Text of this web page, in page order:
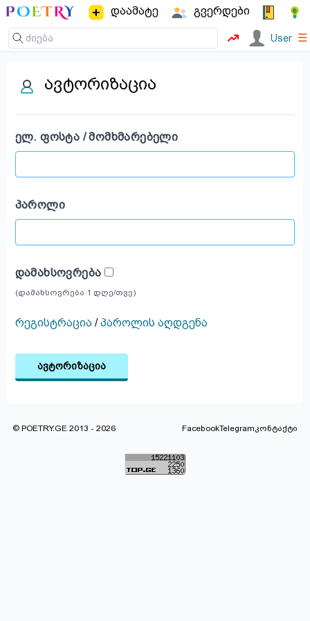
დაამატე გვერდები
User ☰
ავტორიზაცია
ᲔᲚ. ᲤᲝᲡᲢᲐ / ᲛᲝᲛᲮᲛᲐᲠᲔᲑᲔᲚᲘ
ᲞᲐᲠᲝᲚᲘ
ᲓᲐᲛᲐᲮᲡᲝᲕᲠᲔᲑᲐ
(დამახსოვრება 1 დღე/თვე)
რეგისტრაცია /პაროლის აღდგენა
ავტორიზაცია
© POETRY.GE 2013 - 2026 FacebookTelegramკონტაქტი